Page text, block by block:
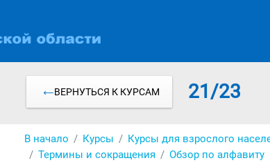
ВЕРНУТЬСЯ К КУРСАМ 21/23
В начало Курсы Курсы для взрослого
Термины и сокращения
Обзор по алфавиту